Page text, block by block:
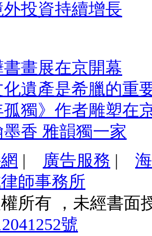
外投資持續增長
書畫展在京開幕
遺產是希臘的重
孤獨》作者雕塑在
墨香 雅韻獨一家
| 廣告服務 |
師事務所
所有 ，未經書面
號